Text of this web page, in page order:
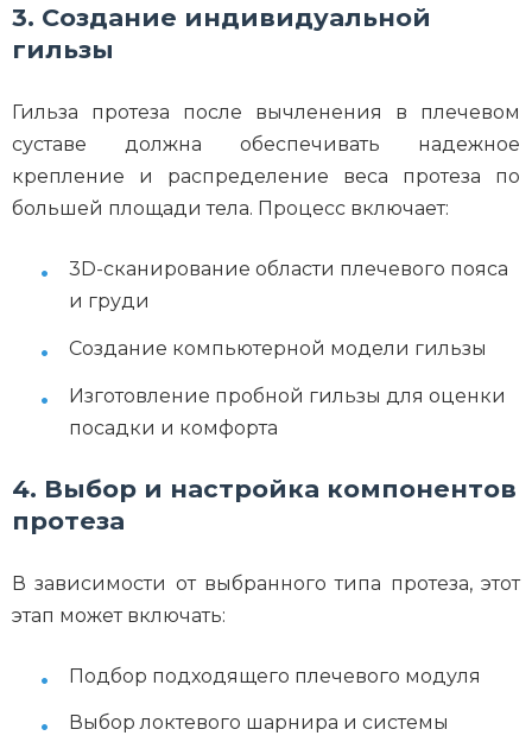
3. Создание индивидуальной
гильзы
Гильза протеза после вычленения в плечевом
суставе должна обеспечивать надежное
крепление и распределение веса протеза по
большей площади тела. Процесс включает:
3D-сканирование области плечевого пояса
и груди
Создание компьютерной модели гильзы
Изготовление пробной гильзы для оценки
посадки и комфорта
4. Выбор и настройка компонентов
протеза
В зависимости от выбранного типа протеза, этот
этап может включать:
Подбор подходящего плечевого модуля
Выбор локтевого шарнира и системы